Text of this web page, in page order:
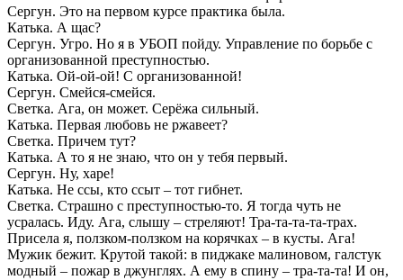
Сергун. Это на первом курсе практика была.
Катька. А щас?
Сергун. Угро. Но я в УБОП пойду. Управление по борьбе с
организованной преступностью.
Катька. Ой-ой-ой! С организованной!
Сергун. Смейся-смейся.
Светка. Ага, он может. Серёжа сильный.
Катька. Первая любовь не ржавеет?
Светка. Причем тут?
Катька. А то я не знаю, что он у тебя первый.
Сергун. Ну, харе!
Катька. Не ссы, кто ссыт – тот гибнет.
Светка. Страшно с преступностью-то. Я тогда чуть не
усралась. Иду. Ага, слышу – стреляют! Тра-та-та-та-трах.
Присела я, ползком-ползком на корячках – в кусты. Ага!
Мужик бежит. Крутой такой: в пиджаке малиновом, галстук
модный – пожар в джунглях. А ему в спину – тра-та-та! И он,